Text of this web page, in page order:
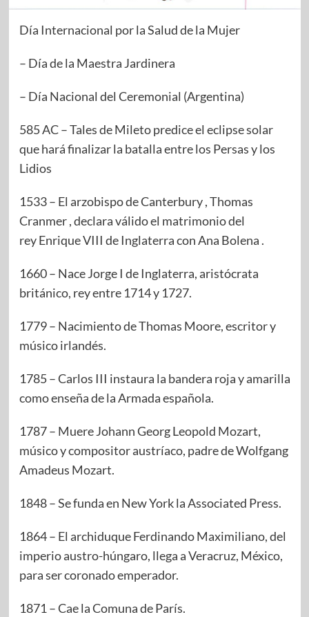
Día Internacional por la Salud de la Mujer
– Día de la Maestra Jardinera
– Día Nacional del Ceremonial (Argentina)
585 AC – Tales de Mileto predice el eclipse solar
que hará finalizar la batalla entre los Persas y los
Lidios
1533 – El arzobispo de Canterbury , Thomas
Cranmer , declara válido el matrimonio del
rey Enrique VIII de Inglaterra con Ana Bolena .
1660 – Nace Jorge I de Inglaterra, aristócrata
británico, rey entre 1714 y 1727.
1779 – Nacimiento de Thomas Moore, escritor y
músico irlandés.
1785 – Carlos III instaura la bandera roja y amarilla
como enseña de la Armada española.
1787 – Muere Johann Georg Leopold Mozart,
músico y compositor austríaco, padre de Wolfgang
Amadeus Mozart.
1848 – Se funda en New York la Associated Press.
1864 – El archiduque Ferdinando Maximiliano, del
imperio austro-húngaro, llega a Veracruz, México,
para ser coronado emperador.
1871 – Cae la Comuna de París.